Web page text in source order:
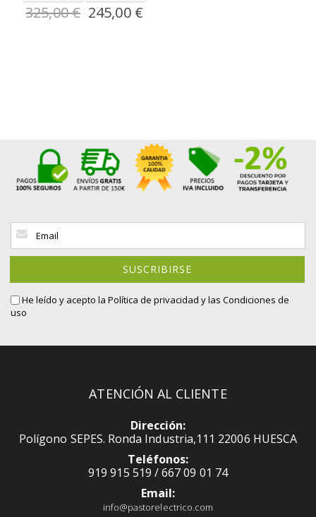
325,00 €
Precio
especial
245,00 €
Inscríbase
nuestro
SUSCRIBIRSE
He leído y acepto la Política de privacidad y las Condiciones de
uso
ATENCIÓN AL CLIENTE
Dirección:
Polígono SEPES. Ronda Industria,111 22006 HUESCA
Teléfonos:
919 915 519 / 667 09 01 74
Email:
info@pastorelectrico.com